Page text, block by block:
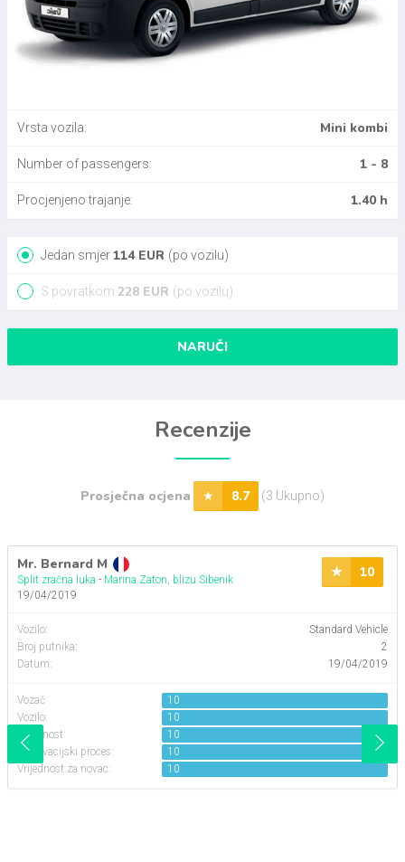
Vrsta vozila: Mini kombi
Number of passengers: 1 - 8
Procjenjeno trajanje: 1.40 h
Jedan smjer114EUR (po vozilu)
S povratkom 228 EUR (po vozilu)
NARUČI
Recenzije
Prosječna ocjena 8.7 (3 Ukupno)
Mr. Bernard M
Split zračna luka - Marina Zaton, blizu Sibenik
19/04/2019
Vozilo:
Standard Vehicle
Broj putnika:
2
Datum:
19/04/2019
Vozač
10
Vozilo:
10
Udobnost:
10
Rezervacijski proces:
10
Vrijednost za novac:
10
10